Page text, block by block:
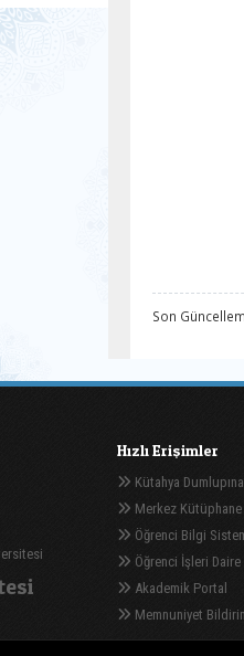
Son
Hızlı Erişimler
Kütahya
Merkez Kütüphane
Öğrenci Bilgi
Öğrenci İşleri Daire
Akademik Portal
Memnuniyet